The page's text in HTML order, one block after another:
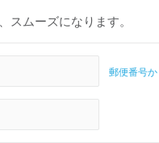
ムーズになります。
郵便番号